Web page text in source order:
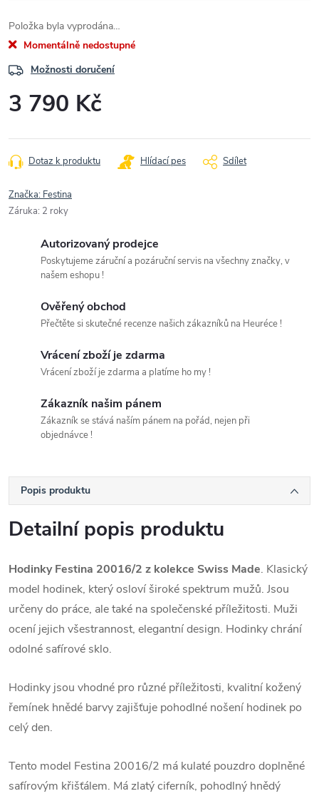
Položka byla vyprodána…
Momentálně nedostupné
Možnosti doručení
3 790 Kč
cena:
Dotaz k produktu Hlídací pes Sdílet
Značka: Festina
Záruka: 2 roky
Autorizovaný prodejce
Poskytujeme záruční a pozáruční servis na všechny značky, v
našem eshopu !
Ověřený obchod
Přečtěte si skutečné recenze našich zákazníků na Heuréce !
Vrácení zboží je zdarma
Vrácení zboží je zdarma a platíme ho my !
Zákazník našim pánem
Zákazník se stává naším pánem na pořád, nejen při
objednávce !
Popis produktu
Detailní popis produktu
Hodinky Festina 20016/2 z kolekce Swiss Made. Klasický
model hodinek, který osloví široké spektrum mužů. Jsou
určeny do práce, ale také na společenské příležitosti. Muži
ocení jejich všestrannost, elegantní design. Hodinky chrání
odolné safírové sklo.
Hodinky jsou vhodné pro různé příležitosti, kvalitní kožený
řemínek hnědé barvy zajišťuje pohodlné nošení hodinek po
celý den.
Tento model Festina 20016/2 má kulaté pouzdro doplněné
safírovým křišťálem. Má zlatý ciferník, pohodlný hnědý